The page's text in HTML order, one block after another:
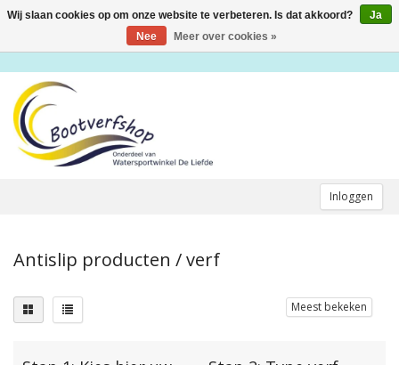
Inloggen
Toggle
Antislip producten / verf
Meest bekeken
Wij slaan cookies op om onze website te verbeteren. Is dat akkoord?
Ja
Nee
Meer over cookies »